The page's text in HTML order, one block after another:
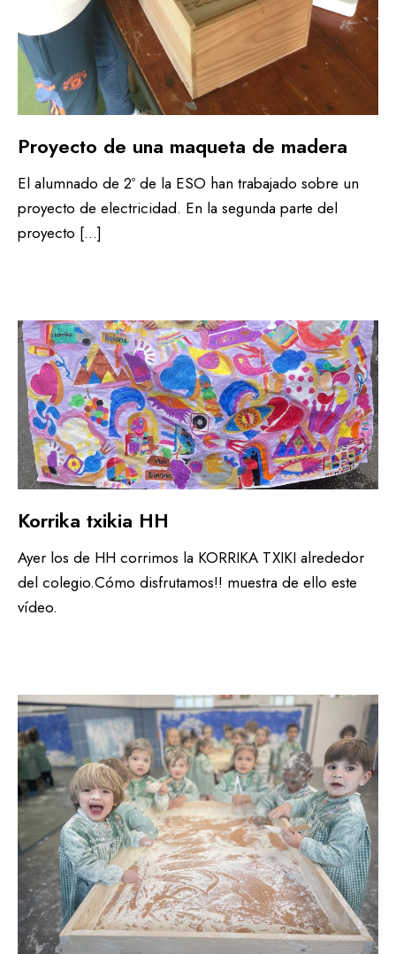
Proyecto de una maqueta de madera
El alumnado de 2º de la ESO han trabajado sobre un
proyecto de electricidad. En la segunda parte del
proyecto […]
Korrika txikia HH
Ayer los de HH corrimos la KORRIKA TXIKI alrededor
del colegio.Cómo disfrutamos!! muestra de ello este
vídeo.